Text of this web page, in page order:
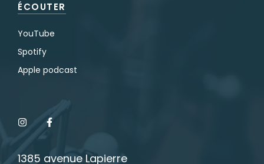
ÉCOUTER
YouTube
Spotify
Apple podcast
1385 avenue Lapierre